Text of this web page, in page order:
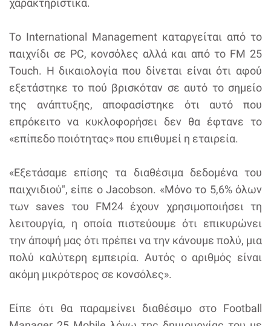
χαρακτηριστικά.
Το International Management καταργείται από το
παιχνίδι σε PC, κονσόλες αλλά και από το FM 25
Touch. Η δικαιολογία που δίνεται είναι ότι αφού
εξετάστηκε το πού βρισκόταν σε αυτό το σημείο
της ανάπτυξης, αποφασίστηκε ότι αυτό που
επρόκειτο να κυκλοφορήσει δεν θα έφτανε το
«επίπεδο ποιότητας» που επιθυμεί η εταιρεία.
«Εξετάσαμε επίσης τα διαθέσιμα δεδομένα του
παιχνιδιού", είπε ο Jacobson. «Μόνο το 5,6% όλων
των saves του FM24 έχουν χρησιμοποιήσει τη
λειτουργία, η οποία πιστεύουμε ότι επικυρώνει
την άποψή μας ότι πρέπει να την κάνουμε πολύ, μια
πολύ καλύτερη εμπειρία. Αυτός ο αριθμός είναι
ακόμη μικρότερος σε κονσόλες».
Είπε ότι θα παραμείνει διαθέσιμο στο Football